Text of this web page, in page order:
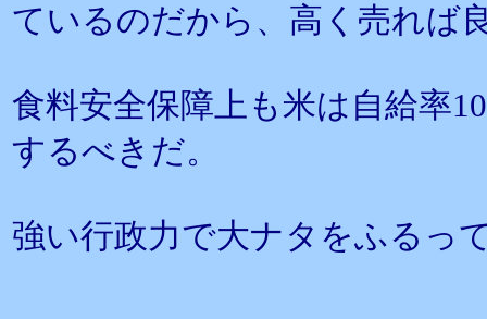
ているのだから、高く売れば
食料安全保障上も米は自給率
するべきだ。
強い行政力で大ナタをふるっ